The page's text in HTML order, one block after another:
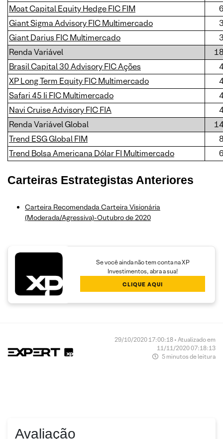
Moat Capital Equity Hedge FIC FIM
Giant Sigma Advisory FIC Multimercado
Giant Darius FIC Multimercado
Renda Variável
Brasil Capital 30 Advisory FIC Ações
XP Long Term Equity FIC Multimercado
Safari 45 Ii FIC Multimercado
Navi Cruise Advisory FIC FIA
Renda Variável Global
Trend ESG Global FIM
Trend Bolsa Americana Dólar FI Multimercado
Carteiras Estrategistas Anteriores
Carteira Recomendada Carteira Visionária
(Moderada/Agressiva)-Outubro de 2020
Se você ainda não tem conta na XP
Investimentos, abra a sua!
CLIQUE AQUI
29/10/2020 17:00:18 • Atualizado em
11/11/2020 07:18:13
5 minutos de leitura
Avaliação